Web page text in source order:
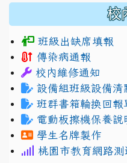
校
班級出缺席填報
傳染病通報
校內維修通知
設備組班級設備清
班群書箱輪換回報
電動板擦機保養說
學生名牌製作
桃園市教育網路測